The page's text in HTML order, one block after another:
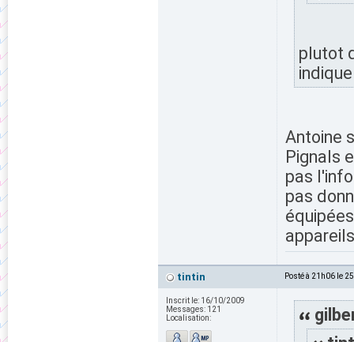
plutot
Antoine
Pignals
pas
pas
tintin Posté à 21h06 le
Inscrit le: 16/10/2009
Messages: 121
Localisation: